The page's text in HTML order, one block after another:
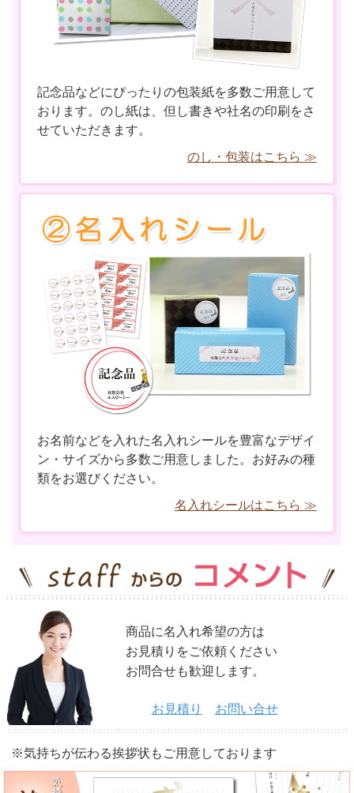
記念品などにぴったりの包装紙を多数ご用意して
おります。のし紙は、但し書きや社名の印刷をさ
せていただきます。
のし・包装はこちら ≫
お名前などを入れた名入れシールを豊富なデザイ
ン・サイズから多数ご用意しました。お好みの種
類をお選びください。
名入れシールはこちら ≫
商品に名入れ希望の方は
お見積りをご依頼ください
お問合せも歓迎します。
お見積り お問い合せ
※気持ちが伝わる挨拶状もご用意しております